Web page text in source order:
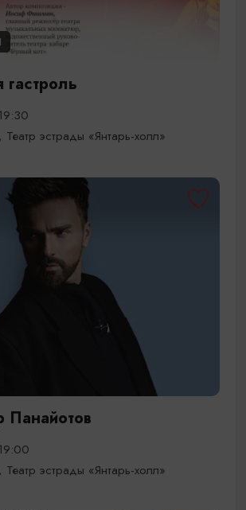
Театр эстрады «Янтарь-холл»
Театр эстрады «Янтарь-холл»